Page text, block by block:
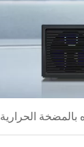
بالمضخة الحرارية